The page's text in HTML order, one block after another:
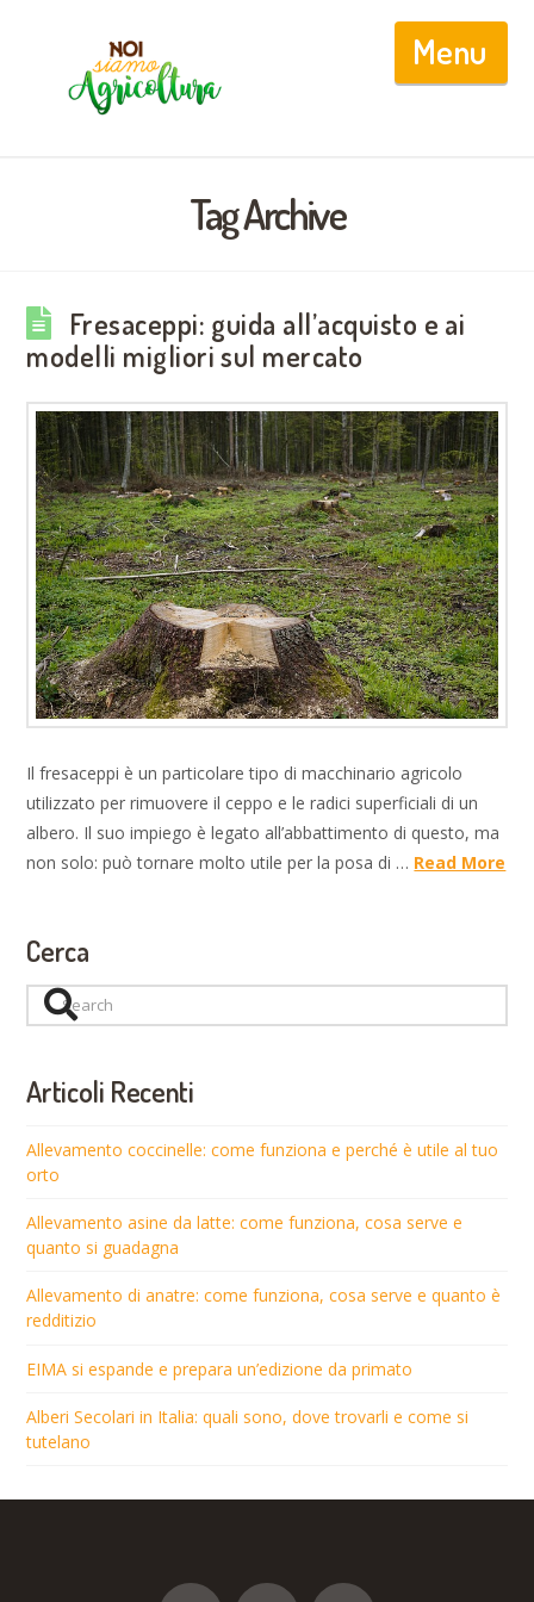
Tag Archive
Fresaceppi: guida all’acquisto e ai
modelli migliori sul mercato
Il fresaceppi è un particolare tipo di macchinario agricolo
utilizzato per rimuovere il ceppo e le radici superficiali di un
albero. Il suo impiego è legato all’abbattimento di questo, ma
non solo: può tornare molto utile per la posa di … Read More
Cerca
Search
Articoli Recenti
Allevamento coccinelle: come funziona e perché è utile al tuo
orto
Allevamento asine da latte: come funziona, cosa serve e
quanto si guadagna
Allevamento di anatre: come funziona, cosa serve e quanto è
redditizio
EIMA si espande e prepara un’edizione da primato
Alberi Secolari in Italia: quali sono, dove trovarli e come si
tutelano